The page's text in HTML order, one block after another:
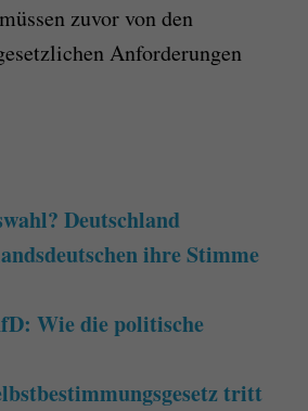
zuvor von den
Anforderungen
Deutschland
ihre Stimme
Wie die politische
tritt